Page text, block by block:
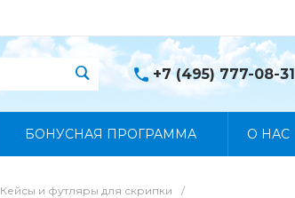
+7 (495) 777-08-31
+7 (495) 777-08-31
Выходной
БОНУСНАЯ ПРОГРАММА О НАС
Кейсы и футляры для скрипки
/